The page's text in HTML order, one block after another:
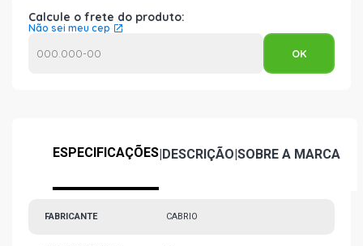
Calcule o frete do produto:
Não sei meu cep
ESPECIFICAÇÕES|DESCRIÇÃO|SOBRE A MARCA
FABRICANTE CABRIO